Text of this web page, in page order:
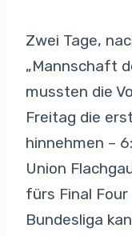
Zwei Tage,
„Mannschaft
mussten die
Freitag die
hinnehmen –
Union
fürs Final
Bundesliga